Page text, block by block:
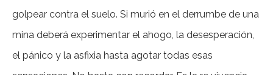
golpear contra el suelo. Si murió en el derrumbe de una
mina deberá experimentar el ahogo, la desesperación,
el pánico y la asfixia hasta agotar todas esas